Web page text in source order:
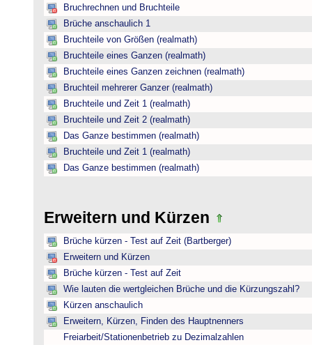
Bruchrechnen und Bruchteile
Brüche anschaulich 1
Bruchteile von Größen (realmath)
Bruchteile eines Ganzen (realmath)
Bruchteile eines Ganzen zeichnen (realmath)
Bruchteil mehrerer Ganzer (realmath)
Bruchteile und Zeit 1 (realmath)
Bruchteile und Zeit 2 (realmath)
Das Ganze bestimmen (realmath)
Bruchteile und Zeit 1 (realmath)
Das Ganze bestimmen (realmath)
Erweitern und Kürzen
Brüche kürzen - Test auf Zeit (Bartberger)
Erweitern und Kürzen
Brüche kürzen - Test auf Zeit
Wie lauten die wertgleichen Brüche und die Kürzungszahl?
Kürzen anschaulich
Erweitern, Kürzen, Finden des Hauptnenners
Freiarbeit/Stationenbetrieb zu Dezimalzahlen